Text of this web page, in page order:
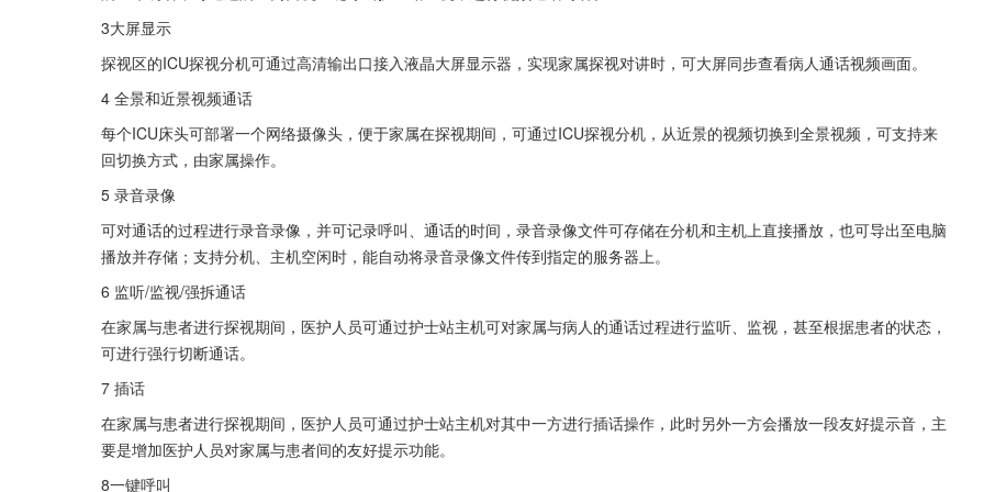
3大屏显示
探视区的ICU探视分机可通过高清输出口接入液晶大屏显示器，实现家属探视对讲时，可大屏同步查看病人通话视频画面。
4 全景和近景视频通话
每个ICU床头可部署一个网络摄像头，便于家属在探视期间，可通过ICU探视分机，从近景的视频切换到全景视频，可支持来
回切换方式，由家属操作。
5 录音录像
可对通话的过程进行录音录像，并可记录呼叫、通话的时间，录音录像文件可存储在分机和主机上直接播放，也可导出至电脑
播放并存储；支持分机、主机空闲时，能自动将录音录像文件传到指定的服务器上。
6 监听/监视/强拆通话
在家属与患者进行探视期间，医护人员可通过护士站主机可对家属与病人的通话过程进行监听、监视，甚至根据患者的状态，
可进行强行切断通话。
7 插话
在家属与患者进行探视期间，医护人员可通过护士站主机对其中一方进行插话操作，此时另外一方会播放一段友好提示音，主
要是增加医护人员对家属与患者间的友好提示功能。
8一键呼叫